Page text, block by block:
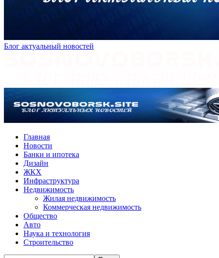
Блог актуальный новостей
Главная
Новости
Банки и ипотека
Дизайн
ЖКХ
Инфраструктура
Недвижимость
Жилая недвижимость
Коммерческая недвижимость
Общество
Авто
Наука и технология
Строительство